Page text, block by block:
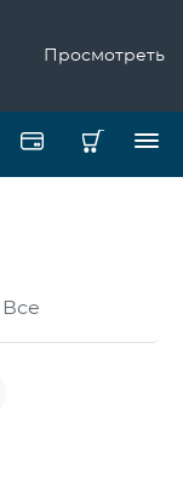
Просмотреть
Все